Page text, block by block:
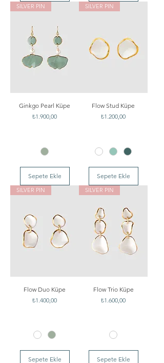
SILVER PIN
Ginkgo Pearl Küpe
Fiyat
₺1.900,00
Sepete Ekle
SILVER PIN
Flow Stud Küpe
Fiyat
₺1.200,00
Sepete Ekle
SILVER PIN
Flow Duo Küpe
Fiyat
₺1.400,00
Sepete Ekle
SILVER PIN
Flow Trio Küpe
Fiyat
₺1.600,00
Sepete Ekle